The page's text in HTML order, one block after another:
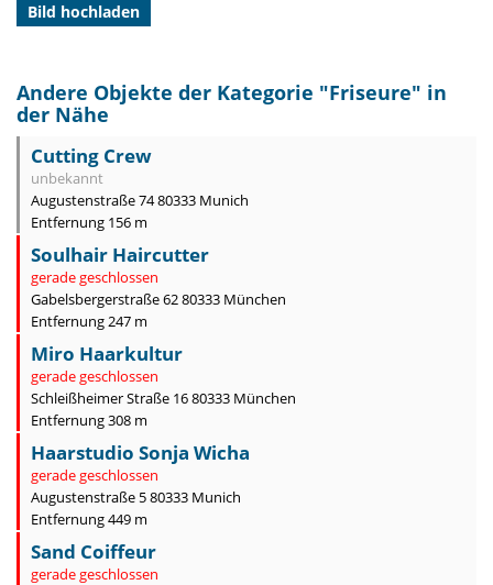
Bild hochladen
Andere Objekte der Kategorie "Friseure" in
der Nähe
Cutting Crew
unbekannt
Augustenstraße 74 80333 Munich
Entfernung 156 m
Soulhair Haircutter
gerade geschlossen
Gabelsbergerstraße 62 80333 München
Entfernung 247 m
Miro Haarkultur
gerade geschlossen
Schleißheimer Straße 16 80333 München
Entfernung 308 m
Haarstudio Sonja Wicha
gerade geschlossen
Augustenstraße 5 80333 Munich
Entfernung 449 m
Sand Coiffeur
gerade geschlossen